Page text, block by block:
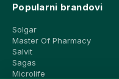
Popularni brandovi
Solgar
Master Of Pharmacy
Salvit
Sagas
Microlife